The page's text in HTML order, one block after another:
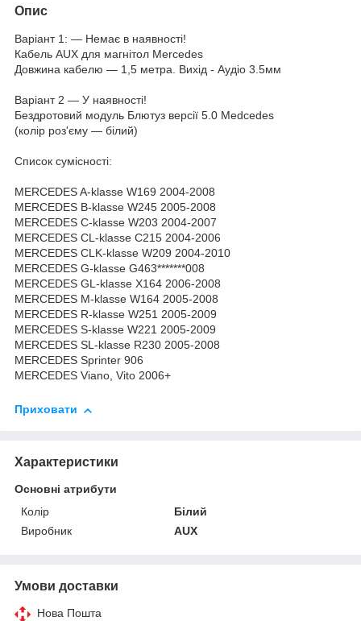
Опис
Варіант 1: — Немає в наявності!
Кабель AUX для магнітол Mercedes
Довжина кабелю — 1,5 метра. Вихід - Аудіо 3.5мм
Варіант 2 — У наявності!
Бездротовий модуль Блютуз версії 5.0 Medcedes
(колір роз'єму — білий)
Список сумісності:
MERCEDES A-klasse W169 2004-2008
MERCEDES B-klasse W245 2005-2008
MERCEDES C-klasse W203 2004-2007
MERCEDES CL-klasse C215 2004-2006
MERCEDES CLK-klasse W209 2004-2010
MERCEDES G-klasse G463*******008
MERCEDES GL-klasse X164 2006-2008
MERCEDES M-klasse W164 2005-2008
MERCEDES R-klasse W251 2005-2009
MERCEDES S-klasse W221 2005-2009
MERCEDES SL-klasse R230 2005-2008
MERCEDES Sprinter 906
MERCEDES Viano, Vito 2006+
Приховати
Характеристики
Основні атрибути
Колір
Білий
Виробник
AUX
Умови доставки
Нова Пошта